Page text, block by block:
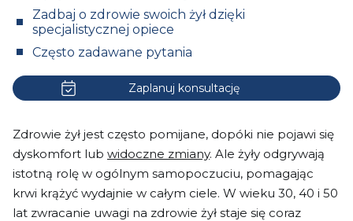
Zadbaj o zdrowie swoich żył dzięki
specjalistycznej opiece
Często zadawane pytania
Zaplanuj konsultację
Zdrowie żył jest często pomijane, dopóki nie pojawi się
dyskomfort lub widoczne zmiany. Ale żyły odgrywają
istotną rolę w ogólnym samopoczuciu, pomagając
krwi krążyć wydajnie w całym ciele. W wieku 30, 40 i 50
lat zwracanie uwagi na zdrowie żył staje się coraz